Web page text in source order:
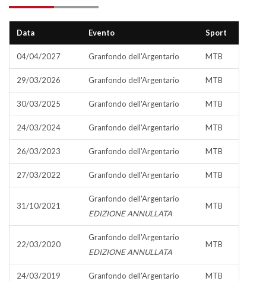
Data Evento Sport
04/04/2027 Granfondo dell'Argentario MTB
29/03/2026 Granfondo dell'Argentario MTB
30/03/2025 Granfondo dell'Argentario MTB
24/03/2024 Granfondo dell'Argentario MTB
26/03/2023 Granfondo dell'Argentario MTB
27/03/2022 Granfondo dell'Argentario MTB
31/10/2021
Granfondo dell'Argentario
EDIZIONE ANNULLATA
MTB
22/03/2020
Granfondo dell'Argentario
EDIZIONE ANNULLATA
MTB
24/03/2019 Granfondo dell'Argentario MTB